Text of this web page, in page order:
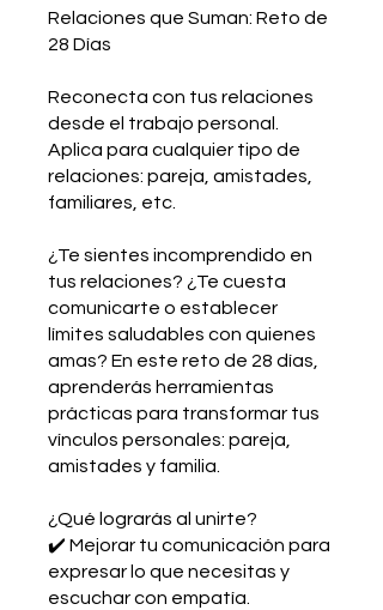
Relaciones que Suman: Reto de
28 Días
Reconecta con tus relaciones
desde el trabajo personal.
Aplica para cualquier tipo de
relaciones: pareja, amistades,
familiares, etc.
¿Te sientes incomprendido en
tus relaciones? ¿Te cuesta
comunicarte o establecer
límites saludables con quienes
amas? En este reto de 28 días,
aprenderás herramientas
prácticas para transformar tus
vínculos personales: pareja,
amistades y familia.
¿Qué lograrás al unirte?
✔️ Mejorar tu comunicación para
expresar lo que necesitas y
escuchar con empatía.